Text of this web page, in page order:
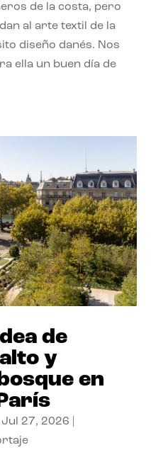
de la costa, pero
al arte textil de la
diseño danés. Nos
ella un buen día de
de
y
en
Jul 27, 2026